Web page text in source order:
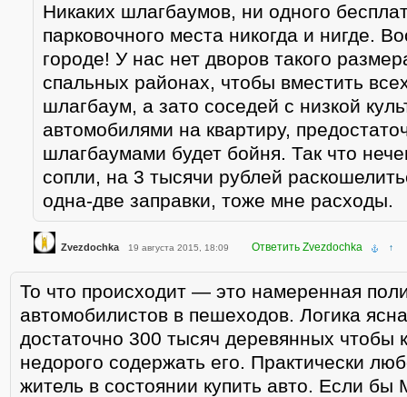
Никаких шлагбаумов, ни одного
парковочного места никогда и нигде.
городе! У нас нет дворов такого
спальных районах, чтобы вместить
шлагбаум, а зато соседей с низкой
автомобилями на квартиру,
шлагбаумами будет бойня. Так что
сопли, на 3 тысячи рублей
одна-две заправки, тоже мне расходы.
Zvezdochka 19 августа 2015, 18:09 Ответить Zvezdochka ↑
То что происходит — это намеренная
автомобилистов в пешеходов. Логика
достаточно 300 тысяч деревянных чтобы
недорого содержать его. Практически
житель в состоянии купить авто. Если бы